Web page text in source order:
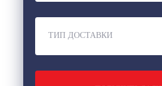
ТИП ДОСТАВКИ